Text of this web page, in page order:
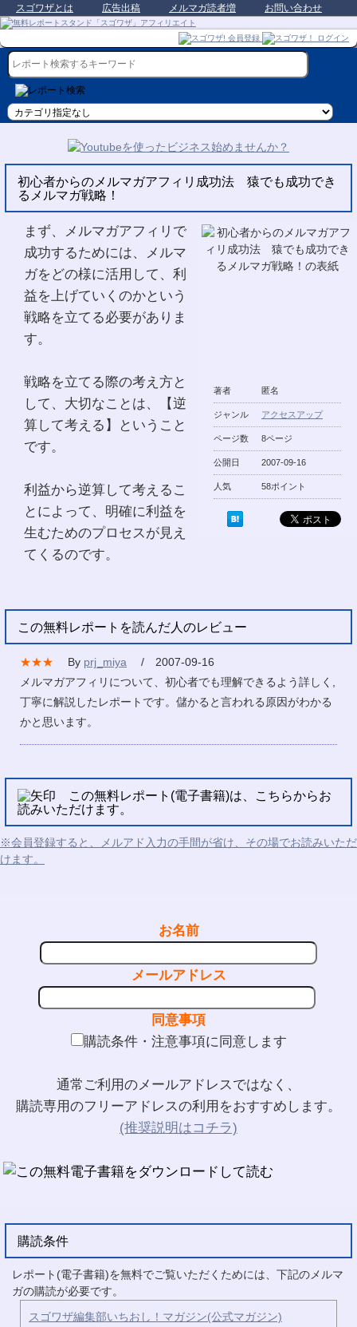
スゴワザとは 広告出稿 メルマガ読者増 お問い合わせ
初心者からのメルマガアフィリ成功法 猿でも成功でき
るメルマガ戦略！
著者 匿名
ジャンル アクセスアップ
ページ数 8ページ
公開日 2007-09-16
人気 58ポイント
まず、メルマガアフィリで
成功するためには、メルマ
ガをどの様に活用して、利
益を上げていくのかという
戦略を立てる必要がありま
す。
戦略を立てる際の考え方と
して、大切なことは、【逆
算して考える】ということ
です。
利益から逆算して考えるこ
とによって、明確に利益を
生むためのプロセスが見え
てくるのです。
この無料レポートを読んだ人のレビュー
★★★ By prj_miya
/ 2007-09-16
メルマガアフィリについて、初心者でも理解できるよう詳しく,
丁寧に解説したレポートです。儲かると言われる原因がわかる
かと思います。
この無料レポート(電子書籍)は、こちらからお
読みいただけます。
※会員登録すると、メルアド入力の手間が省け、その場でお読みいただ
けます。
お名前
メールアドレス
同意事項
購読条件・注意事項に同意します
通常ご利用のメールアドレスではなく、
購読専用のフリーアドレスの利用をおすすめします。
(推奨説明はコチラ)
購読条件
レポート(電子書籍)を無料でご覧いただくためには、下記のメルマ
ガの購読が必要です。
スゴワザ編集部いちおし！マガジン(公式マガジン)